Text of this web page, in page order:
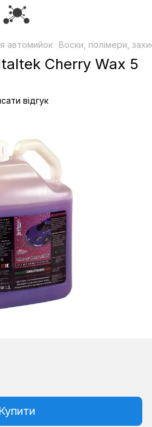
автомийок Воски, полімери,
Cherry Wax 5
відгук
Купити